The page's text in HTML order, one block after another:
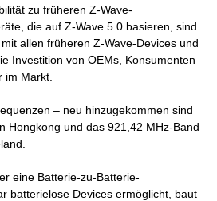
zu früheren Z-Wave-
die auf Z-Wave 5.0 basieren, sind
allen früheren Z-Wave-Devices und
Investition von OEMs, Konsumenten
im Markt.
– neu hinzugekommen sind
Hongkong und das 921,42 MHz-Band
eine Batterie-zu-Batterie-
batterielose Devices ermöglicht, baut